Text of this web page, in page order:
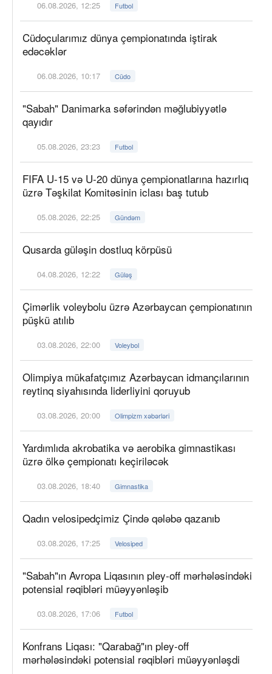
06.08.2026, 12:25 Futbol
Cüdoçularımız dünya çempionatında iştirak
edəcəklər
06.08.2026, 10:17 Cüdo
"Sabah" Danimarka səfərindən məğlubiyyətlə
qayıdır
05.08.2026, 23:23 Futbol
FIFA U-15 və U-20 dünya çempionatlarına hazırlıq
üzrə Təşkilat Komitəsinin iclası baş tutub
05.08.2026, 22:25 Gündəm
Qusarda güləşin dostluq körpüsü
04.08.2026, 12:22 Güləş
Çimərlik voleybolu üzrə Azərbaycan çempionatının
püşkü atılıb
03.08.2026, 22:00 Voleybol
Olimpiya mükafatçımız Azərbaycan idmançılarının
reytinq siyahısında liderliyini qoruyub
03.08.2026, 20:00 Olimpizm xəbərləri
Yardımlıda akrobatika və aerobika gimnastikası
üzrə ölkə çempionatı keçiriləcək
03.08.2026, 18:40 Gimnastika
Qadın velosipedçimiz Çində qələbə qazanıb
03.08.2026, 17:25 Velosiped
"Sabah"ın Avropa Liqasının pley-off mərhələsindəki
potensial rəqibləri müəyyənləşib
03.08.2026, 17:06 Futbol
Konfrans Liqası: "Qarabağ"ın pley-off
mərhələsindəki potensial rəqibləri müəyyənləşdi